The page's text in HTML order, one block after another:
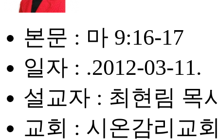
본문 : 마 9:16-17
일자 : .2012-03-11.
설교자 : 최현림 목
교회 : 시온감리교